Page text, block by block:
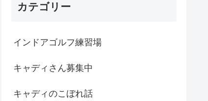
カテゴリー
インドアゴルフ練習場
キャディさん募集中
キャディのこぼれ話